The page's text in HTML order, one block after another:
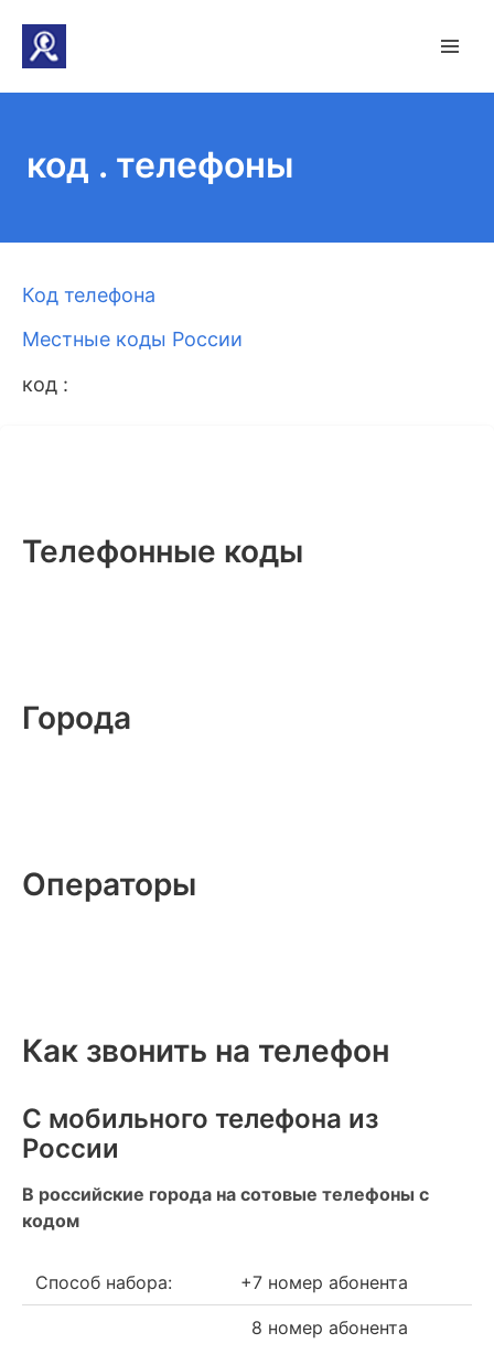
код . телефоны
Код телефона
Местные коды России
код :
Телефонные коды
Города
Операторы
Как звонить на телефон
С мобильного телефона из
России
В российские города на сотовые телефоны с
кодом
Способ набора: +7 номер абонента
8 номер абонента